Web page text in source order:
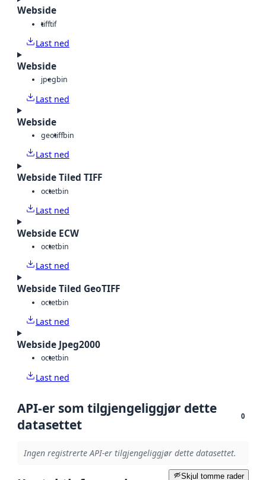
Webside
tifftif
Last ned
Webside
jpegbin
Last ned
Webside
geotiffbin
Last ned
Webside Tiled TIFF
octetbin
Last ned
Webside ECW
octetbin
Last ned
Webside Tiled GeoTIFF
octetbin
Last ned
Webside Jpeg2000
octetbin
Last ned
API-er som tilgjengeliggjør dette
datasettet
0
Ingen registrerte API-er tilgjengeliggjør dette datasettet.
Skjul tomme rader